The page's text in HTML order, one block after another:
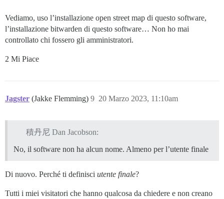
Vediamo, uso l’installazione open street map di questo software,
l’installazione bitwarden di questo software… Non ho mai
controllato chi fossero gli amministratori.
2 Mi Piace
Jagster (Jakke Flemming) 20 Marzo 2023, 11:10am
9
積丹尼 Dan Jacobson:
No, il software non ha alcun nome. Almeno per l’utente finale
Di nuovo. Perché ti definisci utente finale?
Tutti i miei visitatori che hanno qualcosa da chiedere e non creano